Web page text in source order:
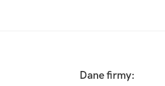
Dane firmy: